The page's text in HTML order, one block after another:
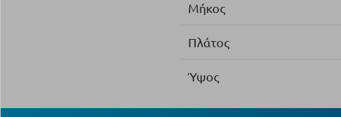
Μήκος
Πλάτος
Ύψος